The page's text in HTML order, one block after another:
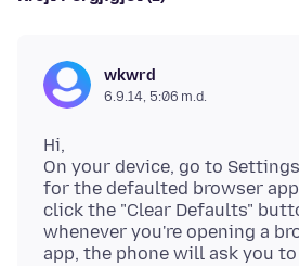
wkwrd
6.9.14, 5:06 m.d.
Hi,
On your device, go to
for the defaulted browser
click the "Clear Defaults"
whenever you're opening a
app, the phone will ask you